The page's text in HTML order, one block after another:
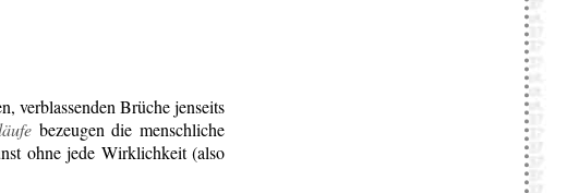
verblassenden Brüche jenseits
bezeugen die menschliche
ohne jede Wirklichkeit (also